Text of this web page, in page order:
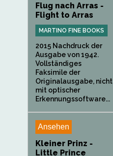
Flug nach Arras -
Flight to Arras
MARTINO FINE BOOKS
2015 Nachdruck der
Ausgabe von 1942.
Vollständiges
Faksimile der
Originalausgabe, nicht
mit optischer
Erkennungssoftware...
Ansehen
Kleiner Prinz -
Little Prince